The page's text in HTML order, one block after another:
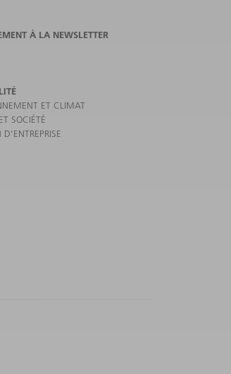
À LA NEWSLETTER
ET CLIMAT
SOCIÉTÉ
D'ENTREPRISE